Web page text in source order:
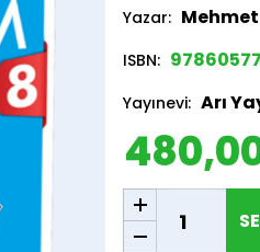
Yazar: Mehmet
ISBN:
Yayınevi: Arı
SEPETE EKLE